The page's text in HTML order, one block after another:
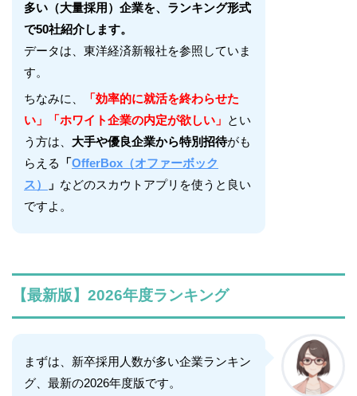
多い（大量採用）企業を、ランキング形式
で50社紹介します。
データは、東洋経済新報社を参照していま
す。
ちなみに、
「効率的に就活を終わらせた
い」「ホワイト企業の内定が欲しい」 とい
う方は、 大手や優良企業から特別招待がも
らえる
「OfferBox（オファーボック
ス）
」 などのスカウトアプリを使うと良い
ですよ。
【最新版】2026年度ランキング
まずは、新卒採用人数が多い企業ランキン
グ、最新の2026年度版です。